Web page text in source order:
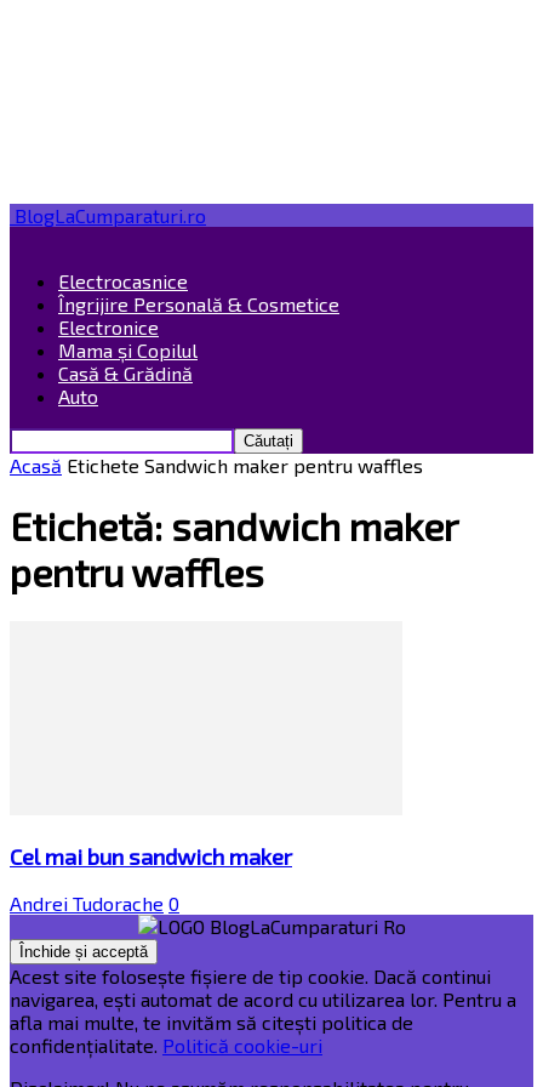
BlogLaCumparaturi.ro
Electrocasnice
Îngrijire Personală & Cosmetice
Electronice
Mama și Copilul
Casă & Grădină
Auto
Acasă Etichete Sandwich maker pentru waffles
Etichetă: sandwich maker
pentru waffles
Cel mai bun sandwich maker
Andrei Tudorache 0
Acest site folosește fișiere de tip cookie. Dacă continui
navigarea, ești automat de acord cu utilizarea lor. Pentru a
afla mai multe, te invităm să citești politica de
confidențialitate. Politică cookie-uri